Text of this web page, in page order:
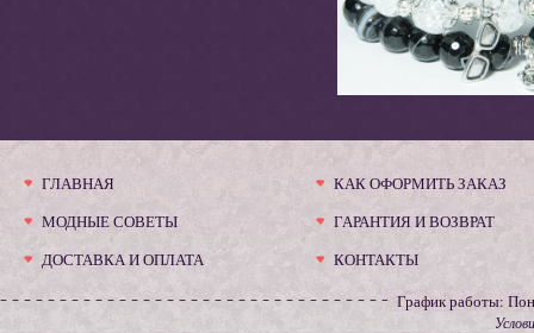
ГЛАВНАЯ
МОДНЫЕ СОВЕТЫ
ДОСТАВКА И ОПЛАТА
КАК ОФОРМИТЬ ЗАКАЗ
ГАРАНТИЯ И ВОЗВРАТ
КОНТАКТЫ
График работы: